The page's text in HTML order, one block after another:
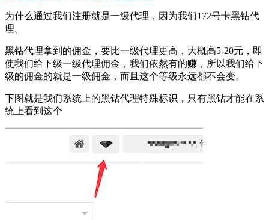
为什么通过我们注册就是一级代理，因为我们172号卡黑钻代
理。
黑钻代理拿到的佣金，要比一级代理更高，大概高5-20元，即
使我们给下级一级代理佣金，我们依然有的赚，所以我们给下
级的佣金的就是一级佣金，而且这个等级永远都不会变。
下图就是我们系统上的黑钻代理特殊标识，只有黑钻才能在系
统上看到这个